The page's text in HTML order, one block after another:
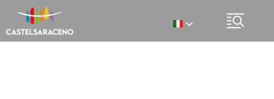
Italian